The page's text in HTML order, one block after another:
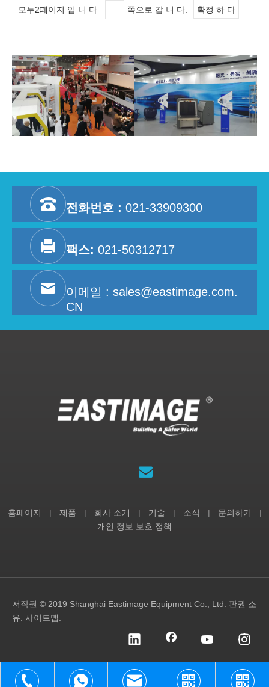
모두2페이지 입 니 다 쪽으로 갑 니 다. 확정 하 다
전화번호 : 021-33909300
팩스: 021-50312717
이메일 : sales@eastimage.com.
CN
홈페이지 | 제품 | 회사 소개 | 기술 | 소식 | 문의하기
|
개인 정보 보호 정책
저작권 © 2019 Shanghai Eastimage Equipment Co., Ltd. 판권 소
유. 사이트맵